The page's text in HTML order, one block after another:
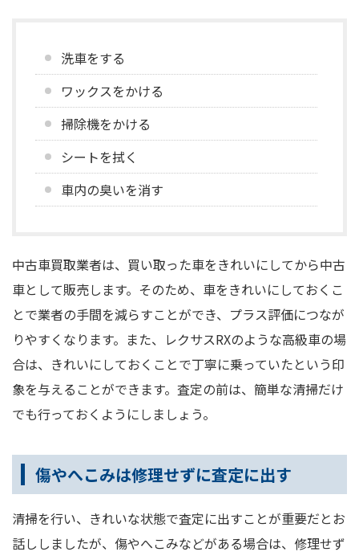
洗車をする
ワックスをかける
掃除機をかける
シートを拭く
車内の臭いを消す
中古車買取業者は、買い取った車をきれいにしてから中古
車として販売します。そのため、車をきれいにしておくこ
とで業者の手間を減らすことができ、プラス評価につなが
りやすくなります。また、レクサスRXのような高級車の場
合は、きれいにしておくことで丁寧に乗っていたという印
象を与えることができます。査定の前は、簡単な清掃だけ
でも行っておくようにしましょう。
傷やへこみは修理せずに査定に出す
清掃を行い、きれいな状態で査定に出すことが重要だとお
話ししましたが、傷やへこみなどがある場合は、修理せず